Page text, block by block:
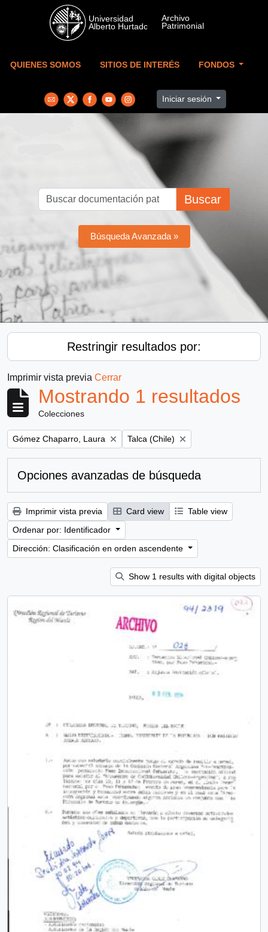
Skip to main content
QUIENES SOMOS SITIOS DE INTERÉS FONDOS
Iniciar sesión
Buscar
Búsqueda Avanzada »
Restringir resultados por:
Imprimir vista previa Cerrar
Mostrando 1 resultados
Colecciones
Remove filter:
Gómez Chaparro, Laura Remove filter:
Talca (Chile)
Opciones avanzadas de búsqueda
Imprimir vista previa Card view
Table view
Ordenar por: Identificador
Dirección: Clasificación en orden ascendente
Show 1 results with digital objects